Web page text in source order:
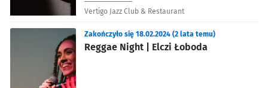
Vertigo Jazz Club & Restaurant
Reggae Night | Elczi Łoboda
Zakończyło się 18.02.2024 (2 lata temu)